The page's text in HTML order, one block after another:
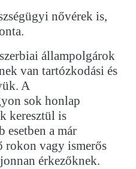
nővérek is,
állampolgárok
van tartózkodási és
A
sok honlap
keresztül is
esetben a már
rokon vagy ismerős
érkezőknek.